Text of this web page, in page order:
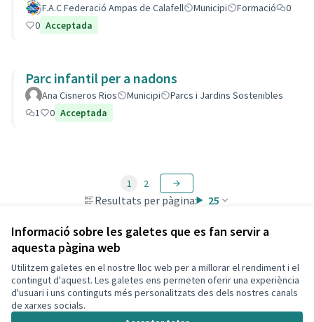
Informació sobre les galetes que es fan servir a
aquesta pàgina web
Utilitzem galetes en el nostre lloc web per a millorar el rendiment i el
contingut d'aquest. Les galetes ens permeten oferir una experiència
d'usuari i uns continguts més personalitzats des dels nostres canals
de xarxes socials.
F.A.C Federació Ampas de Calafell Municipi Formació
0
0 Acceptada
Parc infantil per a nadons
Ana Cisneros Rios Municipi
Parcs i Jardins Sostenibles
1
0 Acceptada
Resultats per pàgina: 25
1 2
Termes i condicions d'ús
Configuració de les galetes
Decidim Calafell a X
(Enllaç extern)
Decidim Calafell a Facebook
Decidim Calafell a YouTube
Decidim Calafell a GitHub
(Enllaç extern)